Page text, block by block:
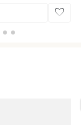
favorite